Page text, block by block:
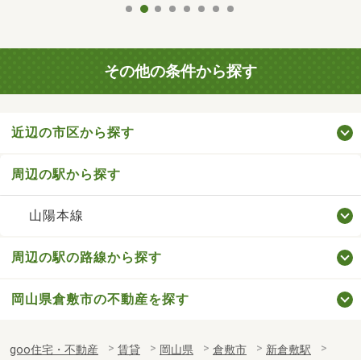
その他の条件から探す
近辺の市区から探す
周辺の駅から探す
山陽本線
周辺の駅の路線から探す
岡山県倉敷市の不動産を探す
goo住宅・不動産 賃貸 岡山県 倉敷市
新倉敷駅